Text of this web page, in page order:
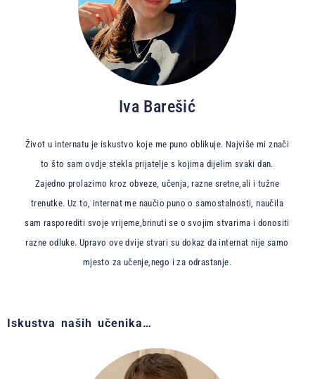
Iva Barešić
Život u internatu je iskustvo koje me puno oblikuje. Najviše mi znači
to što sam ovdje stekla prijatelje s kojima dijelim svaki dan.
Zajedno prolazimo kroz obveze, učenja, razne sretne,ali i tužne
trenutke. Uz to, internat me naučio puno o samostalnosti, naučila
sam rasporediti svoje vrijeme,brinuti se o svojim stvarima i donositi
razne odluke. Upravo ove dvije stvari su dokaz da internat nije samo
mjesto za učenje,nego i za odrastanje.
Iskustva naših učenika…